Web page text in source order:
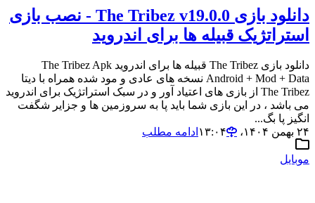
دانلود بازی The Tribez v19.0.0 - نصب بازی
استراتژیک قبیله ها برای اندروید
دانلود بازی The Tribez قبیله ها برای اندروید The Tribez Apk
Android + Mod + Data نسخه های عادی و مود شده همراه با دیتا
The Tribez از بازی های اعتیاد آور و در سبک استراتژیک برای اندروید
می باشد ، در این بازی شما باید پا به سروزمین ها و جزایر شگفت
انگیز پا بگ...
۲۴ بهمن ۱۴۰۴،‏ ۱۳:۰۴
ادامه مطلب
موبایل